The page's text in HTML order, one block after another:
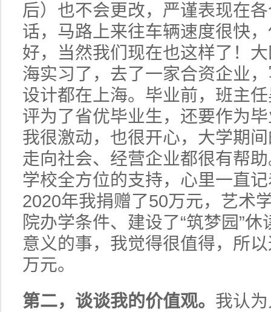
后）也不会更改，严谨表现在
话，马路上来往车辆速度很快
好，当然我们现在也这样了！
海实习了，去了一家合资企业
设计都在上海。毕业前，班主
评为了省优毕业生，还要作为
我很激动，也很开心，大学期
走向社会、经营企业都很有帮
学校全方位的支持，心里一直
2020年我捐赠了50万元，艺术
院办学条件、建设了“筑梦园”
意义的事，我觉得很值得，所
万元。
第二，谈谈我的价值观。 我认